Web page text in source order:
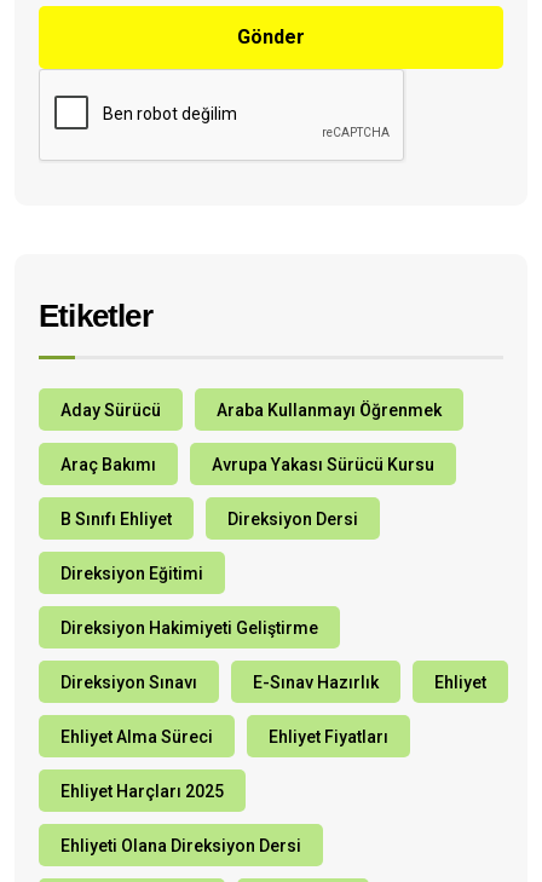
Gönder
Etiketler
Aday Sürücü Araba Kullanmayı Öğrenmek
Araç Bakımı Avrupa Yakası Sürücü Kursu
B Sınıfı Ehliyet Direksiyon Dersi
Direksiyon Eğitimi
Direksiyon Hakimiyeti Geliştirme
Direksiyon Sınavı E-Sınav Hazırlık Ehliyet
Ehliyet Alma Süreci Ehliyet Fiyatları
Ehliyet Harçları 2025
Ehliyeti Olana Direksiyon Dersi